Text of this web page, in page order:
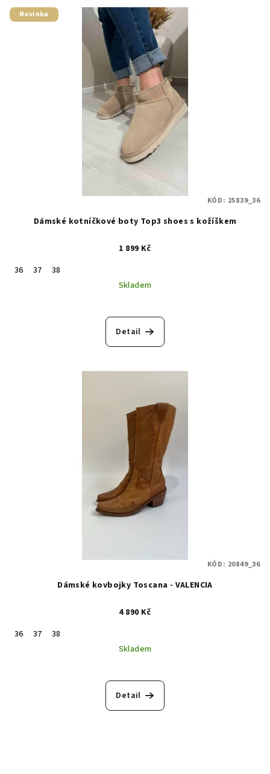
Novinka
Dámské kotníčkové boty Top3 shoes s kožíškem
1 899 Kč
36
37
38
Skladem
Detail
KÓD: 25839_36
Dámské kovbojky Toscana - VALENCIA
4 890 Kč
36
37
38
Skladem
Detail
KÓD: 20849_36